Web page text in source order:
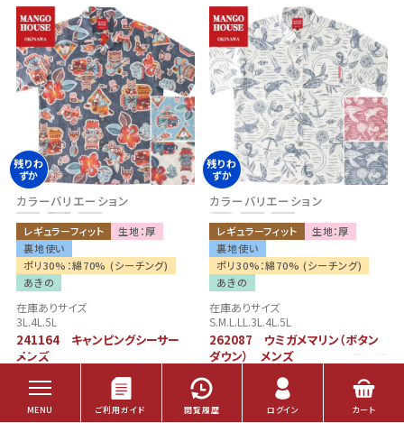
カラーバリエーション
レギュラーフィット
生地：厚
裏地使い
ポリ30%：綿70% (シーチング)
あきの
残りわ
ずか
在庫ありサイズ
3L.4L.5L
241164 キャンピングシーサー
メンズ
11,440
4.92（12）
カラーバリエーション
レギュラーフィット
生地：厚
裏地使い
ポリ30%：綿70% (シーチング)
あきの
NEW
残りわ
ずか
No.3
在庫ありサイズ
S.M.L.LL.3L.4L.5L
262087 ウミガメマリン（ボタン
ダウン） メンズ
¥ 税込
4.70